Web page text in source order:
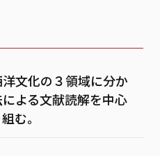
文化の３領域に分か
よる文献読解を中心
む。